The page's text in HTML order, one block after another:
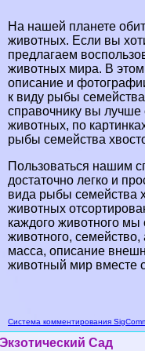
На нашей планете
животных. Если вы
предлагаем
животных мира. В
описание и
к виду рыбы
справочнику вы лучше
животных, по
рыбы семейства
Пользоваться нашим
достаточно легко и
вида рыбы семейства
животных
каждого животного мы
животного,
масса, описание
животный мир вместе
Система комментирования
Экзотический Сад